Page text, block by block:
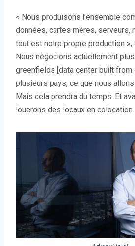
« Nous produisons l’ensemble
données, cartes mères, serveurs,
tout est notre propre production »,
Nous négocions actuellement
greenfields [data center built from
plusieurs pays, ce que nous
Mais cela prendra du temps. Et
louerons des locaux en colocation.